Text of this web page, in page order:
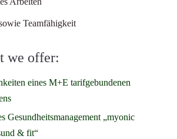
Teamfähigkeit
we offer:
eines M+E tarifgebundenen
Gesundheitsmanagement „myonic
& fit“